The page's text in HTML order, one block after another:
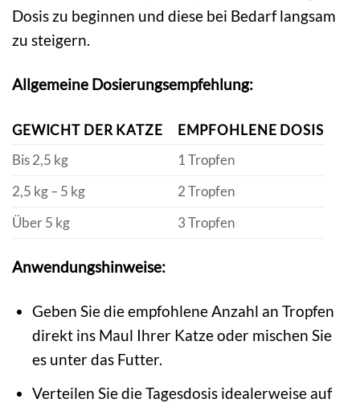
Dosis zu beginnen und diese bei Bedarf langsam
zu steigern.
Allgemeine Dosierungsempfehlung:
GEWICHT DER KATZE
EMPFOHLENE DOSIS
Bis 2,5 kg
1 Tropfen
2,5 kg – 5 kg
2 Tropfen
Über 5 kg
3 Tropfen
Anwendungshinweise:
Geben Sie die empfohlene Anzahl an Tropfen
direkt ins Maul Ihrer Katze oder mischen Sie
es unter das Futter.
Verteilen Sie die Tagesdosis idealerweise auf